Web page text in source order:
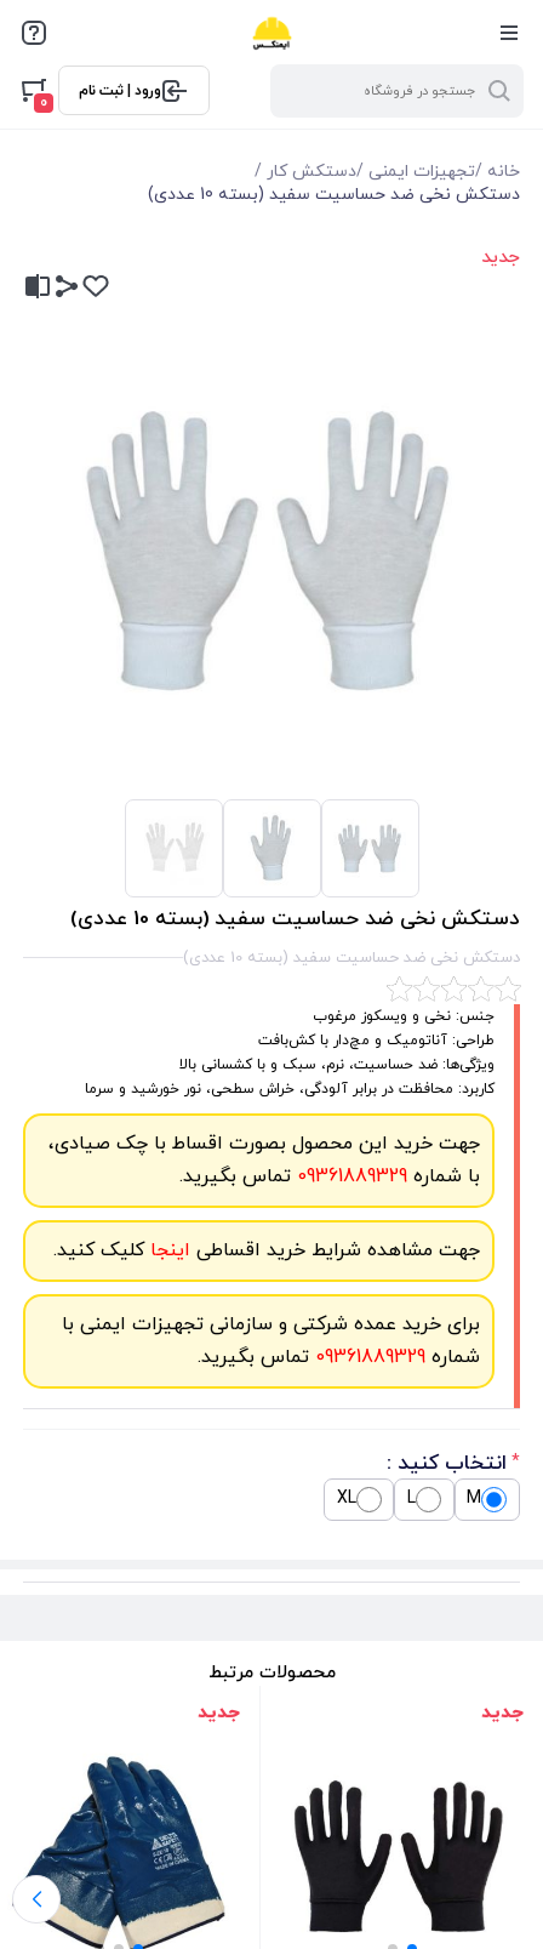
ورود | ثبت نام
0
خانه /تجهیزات ایمنی /دستکش کار /
دستکش نخی ضد حساسیت سفید (بسته 10 عددی)
جدید
دستکش نخی ضد حساسیت سفید (بسته 10 عددی)
دستکش نخی ضد حساسیت سفید (بسته 10 عددی)
جنس: نخی و ویسکوز مرغوب
طراحی: آناتومیک و مچ‌دار با کش‌بافت
ویژگی‌ها: ضد حساسیت، نرم، سبک و با کشسانی بالا
کاربرد: محافظت در برابر آلودگی، خراش سطحی، نور خورشید و سرما
جهت خرید این محصول بصورت اقساط با چک صیادی،
با شماره09361889329 تماس بگیرید.
جهت مشاهده شرایط خرید اقساطی اینجاکلیک کنید.
برای خرید عمده شرکتی و سازمانی تجهیزات ایمنی با
شماره09361889329 تماس بگیرید.
* انتخاب کنید :
M
L
XL
محصولات مرتبط
جدید
جدید